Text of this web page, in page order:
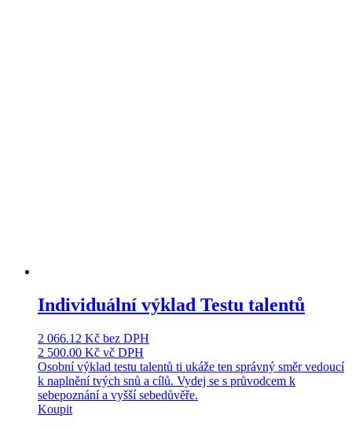
Individuální výklad Testu talentů
2 066.12 Kč bez DPH
2 500.00 Kč vč DPH
Osobní výklad testu talentů ti ukáže ten správný směr vedoucí
k naplnění tvých snů a cílů. Vydej se s průvodcem k
sebepoznání a vyšší sebedůvěře.
Koupit